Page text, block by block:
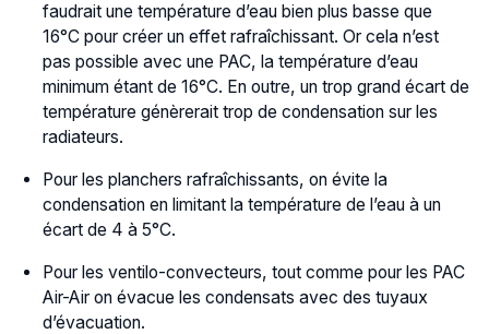
faudrait une température d’eau bien plus basse que
16°C pour créer un effet rafraîchissant. Or cela n’est
pas possible avec une PAC, la température d’eau
minimum étant de 16°C. En outre, un trop grand écart de
température génèrerait trop de condensation sur les
radiateurs.
Pour les planchers rafraîchissants, on évite la
condensation en limitant la température de l’eau à un
écart de 4 à 5°C.
Pour les ventilo-convecteurs, tout comme pour les PAC
Air-Air on évacue les condensats avec des tuyaux
d’évacuation.